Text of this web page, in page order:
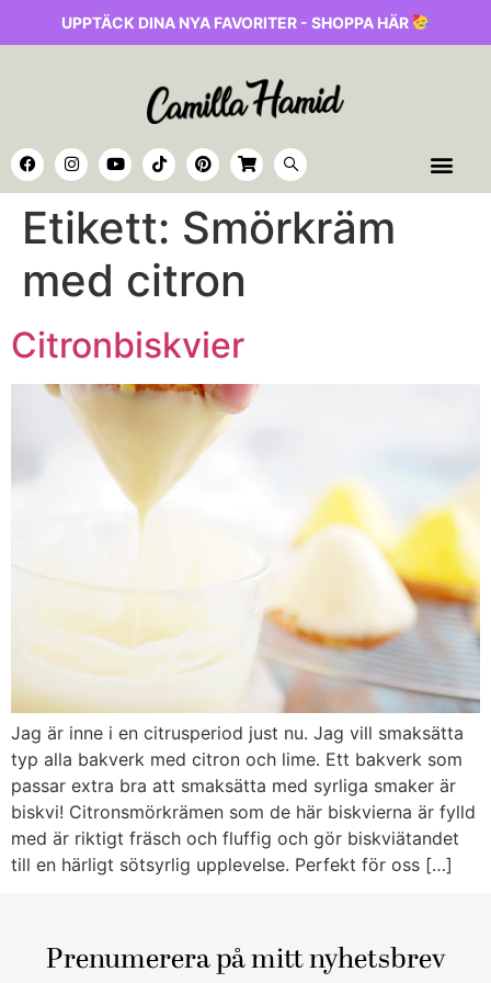
UPPTÄCK DINA NYA FAVORITER - SHOPPA HÄR
Etikett: Smörkräm
med citron
Citronbiskvier
Jag är inne i en citrusperiod just nu. Jag vill smaksätta
typ alla bakverk med citron och lime. Ett bakverk som
passar extra bra att smaksätta med syrliga smaker är
biskvi! Citronsmörkrämen som de här biskvierna är fylld
med är riktigt fräsch och fluffig och gör biskviätandet
till en härligt sötsyrlig upplevelse. Perfekt för oss […]
Prenumerera på mitt nyhetsbrev